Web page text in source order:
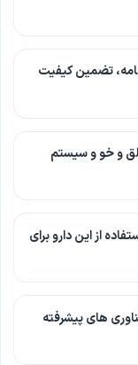
تضمین کیفیت
و خو و سیستم
از این دارو برای
های پیشرفته